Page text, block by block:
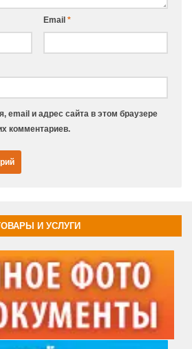
Email *
email и адрес сайта в этом браузере
комментариев.
И УСЛУГИ